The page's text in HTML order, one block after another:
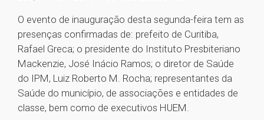
O evento de inauguração desta segunda-feira tem as
presenças confirmadas de: prefeito de Curitiba,
Rafael Greca; o presidente do Instituto Presbiteriano
Mackenzie, José Inácio Ramos; o diretor de Saúde
do IPM, Luiz Roberto M. Rocha; representantes da
Saúde do município, de associações e entidades de
classe, bem como de executivos HUEM.